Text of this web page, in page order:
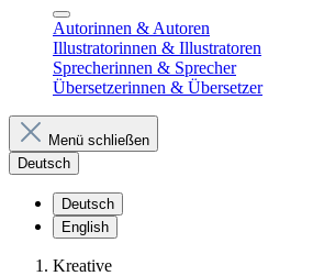
Autorinnen & Autoren
Illustratorinnen & Illustratoren
Sprecherinnen & Sprecher
Übersetzerinnen & Übersetzer
Menü schließen
Deutsch
Deutsch
English
Kreative